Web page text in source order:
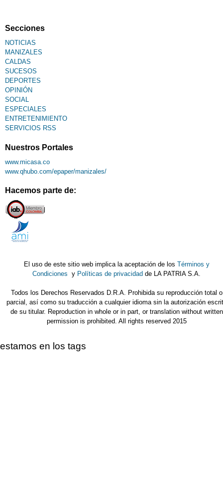
Secciones
NOTICIAS
MANIZALES
CALDAS
SUCESOS
DEPORTES
OPINIÓN
SOCIAL
ESPECIALES
ENTRETENIMIENTO
SERVICIOS RSS
Nuestros Portales
www.micasa.co
www.qhubo.com/epaper/manizales/
Hacemos parte de:
El uso de este sitio web implica la aceptación de los Términos y
Condiciones y Políticas de privacidad de LA PATRIA S.A.
Todos los Derechos Reservados D.R.A. Prohibida su reproducción total o
parcial, así como su traducción a cualquier idioma sin la autorización
de su titular. Reproduction in whole or in part, or translation without written
permission is prohibited. All rights reserved 2015
estamos en los tags